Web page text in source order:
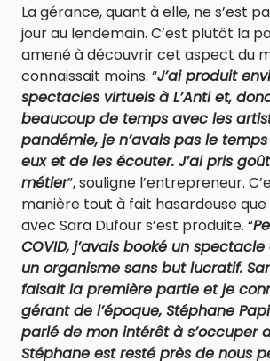
La gérance, quant à elle, ne s’est
jour au lendemain. C’est plutôt la
amené à découvrir cet aspect du
connaissait moins. “J’ai produit
spectacles virtuels à L’Anti et,
beaucoup de temps avec les
pandémie, je n’avais pas le
eux et de les écouter. J’ai pris
métier”, souligne l’entrepreneur.
manière tout à fait hasardeuse
avec Sara Dufour s’est produite. “
COVID, j’avais booké un
un organisme sans but lucratif.
faisait la première partie et je
gérant de l’époque, Stéphane
parlé de mon intérêt à s’occuper
Stéphane est resté près de nous